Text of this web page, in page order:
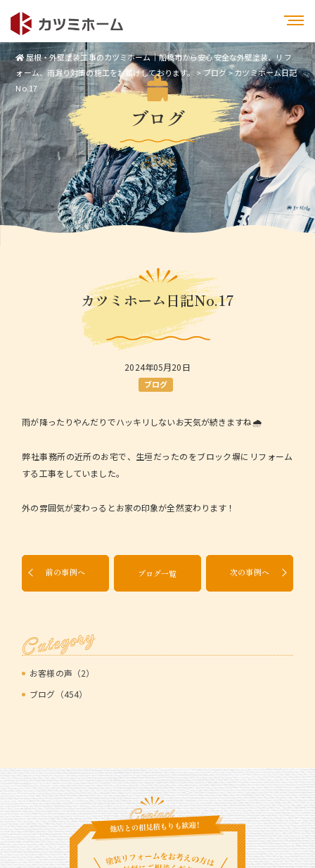
屋根・外壁塗装工事のカツミホーム｜船橋市から安心安全な外壁塗装、リフ
ォーム、雨漏り対策の施工をお届けしております。>ブログ>カツミホーム日記
No.17
ブログ
Blog
カツミホーム日記No.17
2024年05月20日
ブログ
雨が降ったりやんだりでハッキリしないお天気が続きますね🌧
弊社事務所の近所のお宅で、生垣だったのをブロック塀にリフォーム
する工事をしていました。
外の雰囲気が変わっるとお家の印象が全然変わります！
前の事例へ ブログ一覧 次の事例へ
Category
お客様の声（2）
ブログ（454）